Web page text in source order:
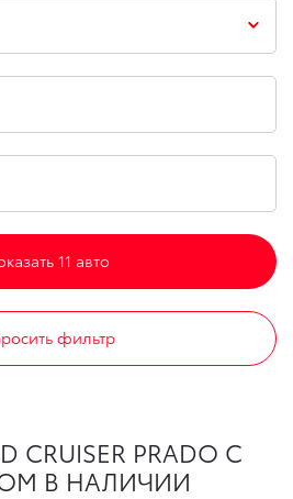
11 авто
фильтр
CRUISER PRADO С
В НАЛИЧИИ